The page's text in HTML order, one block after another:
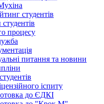
студентів
процесу
питання та новини
іспиту
до ЄДКІ